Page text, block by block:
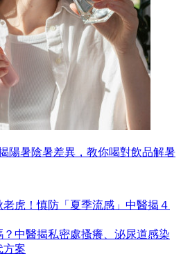
陽暑陰暑差異，教你喝對飲品解暑
虎！慎防「夏季流感」中醫揭４
中醫揭私密處搔癢、泌尿道感染
方案